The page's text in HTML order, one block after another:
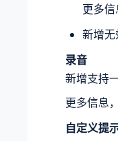
更多
新增
录音
新增支持
更多信息
自定义提